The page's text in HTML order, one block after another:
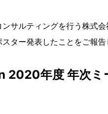
サルティングを行う株式
ター発表したことをご報告
2020年度 年次ミ